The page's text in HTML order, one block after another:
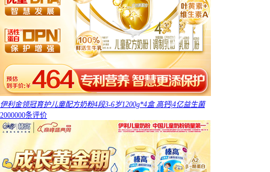
伊利金领冠育护儿童配方奶粉4段3-6岁1200g*4盒 高钙|4亿益生菌
2000000条评价